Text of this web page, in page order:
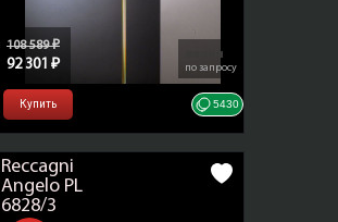
108 589 ₽
92 301 ₽ по запросу
Купить 5430
Reccagni
Angelo PL
6828/3